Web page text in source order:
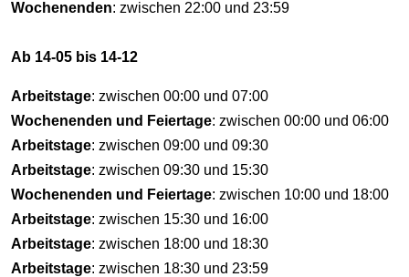
Wochenenden: zwischen 22:00 und 23:59
Ab 14-05 bis 14-12
Arbeitstage: zwischen 00:00 und 07:00
Wochenenden und Feiertage: zwischen 00:00 und 06:00
Arbeitstage: zwischen 09:00 und 09:30
Arbeitstage: zwischen 09:30 und 15:30
Wochenenden und Feiertage: zwischen 10:00 und 18:00
Arbeitstage: zwischen 15:30 und 16:00
Arbeitstage: zwischen 18:00 und 18:30
Arbeitstage: zwischen 18:30 und 23:59